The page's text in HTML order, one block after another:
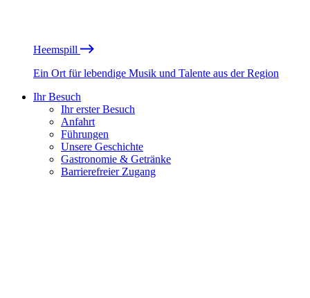
Heemspill
Ein Ort für lebendige Musik und Talente aus der Region
Ihr Besuch
Ihr erster Besuch
Anfahrt
Führungen
Unsere Geschichte
Gastronomie & Getränke
Barrierefreier Zugang